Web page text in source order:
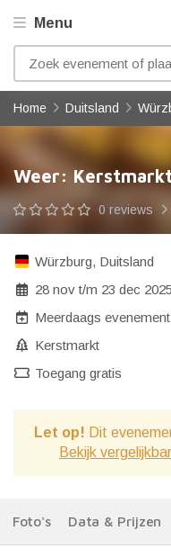
Menu
Home Duitsland
Weer:
0 reviews
Würzburg, Duitsland
28 novt/m 23 dec 2025
Meerdaags evenement
Kerstmarkt
Toegang gratis
Let op! Dit
Bekijk
Foto's Data & Prijzen